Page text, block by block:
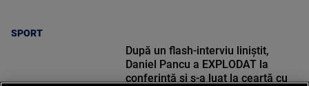
SPORT
După un flash-interviu liniștit,
Daniel Pancu a EXPLODAT la
conferință și s-a luat la ceartă cu